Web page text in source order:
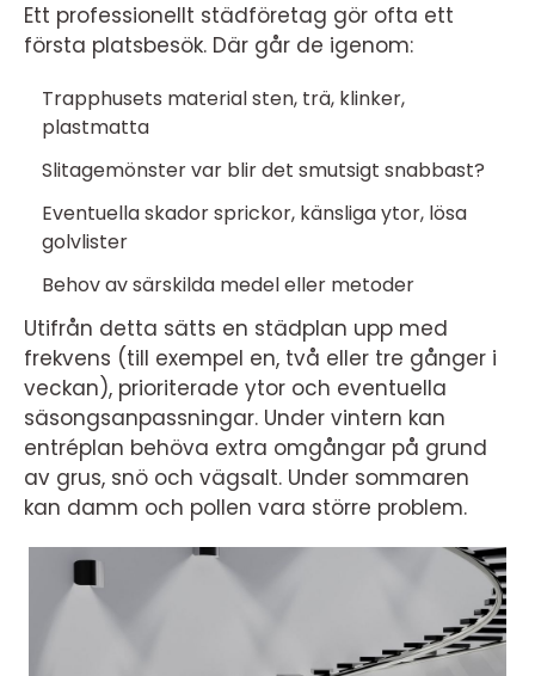
Ett professionellt städföretag gör ofta ett
första platsbesök. Där går de igenom:
Trapphusets material sten, trä, klinker,
plastmatta
Slitagemönster var blir det smutsigt snabbast?
Eventuella skador sprickor, känsliga ytor, lösa
golvlister
Behov av särskilda medel eller metoder
Utifrån detta sätts en städplan upp med
frekvens (till exempel en, två eller tre gånger i
veckan), prioriterade ytor och eventuella
säsongsanpassningar. Under vintern kan
entréplan behöva extra omgångar på grund
av grus, snö och vägsalt. Under sommaren
kan damm och pollen vara större problem.